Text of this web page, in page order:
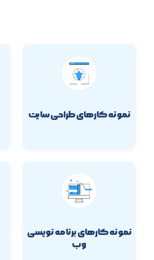
نمونه کارهای طراحی سایت
نمونه کارهای برنامه نویسی
وب